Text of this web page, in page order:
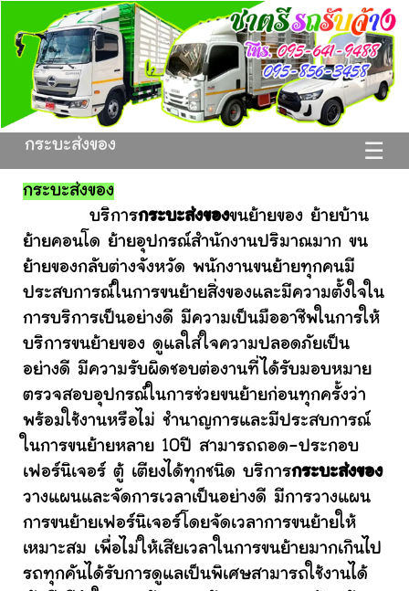
☰
กระบะส่งของ
กระบะส่งของ
บริการกระบะส่งของขนย้ายของ ย้ายบ้าน
ย้ายคอนโด ย้ายอุปกรณ์สำนักงานปริมาณมาก ขน
ย้ายของกลับต่างจังหวัด พนักงานขนย้ายทุกคนมี
ประสบการณ์ในการขนย้ายสิ่งของและมีความตั้งใจใน
การบริการเป็นอย่างดี มีความเป็นมืออาชีพในการให้
บริการขนย้ายของ ดูแลใส่ใจความปลอดภัยเป็น
อย่างดี มีความรับผิดชอบต่องานที่ได้รับมอบหมาย
ตรวจสอบอุปกรณ์ในการช่วยขนย้ายก่อนทุกครั้งว่า
พร้อมใช้งานหรือไม่ ชำนาญการและมีประสบการณ์
ในการขนย้ายหลาย 10ปี สามารถถอด-ประกอบ
เฟอร์นิเจอร์ ตู้ เตียงได้ทุกชนิด บริการกระบะส่งของ
วางแผนและจัดการเวลาเป็นอย่างดี มีการวางแผน
การขนย้ายเฟอร์นิเจอร์โดยจัดเวลาการขนย้ายให้
เหมาะสม เพื่อไม่ให้เสียเวลาในการขนย้ายมากเกินไป
รถทุกคันได้รับการดูแลเป็นพิเศษสามารถใช้งานได้